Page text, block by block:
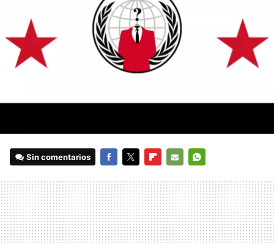
Sin comentarios
MAIL